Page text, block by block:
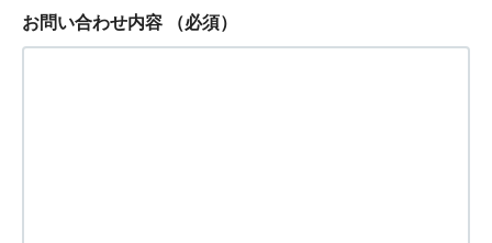
お問い合わせ内容 （必須）